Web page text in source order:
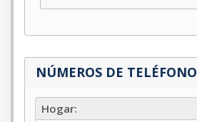
NÚMEROS DE TELÉFONO
Hogar
Hogar: